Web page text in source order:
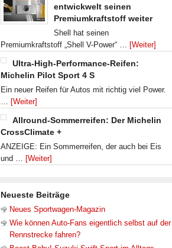
entwickwelt seinen
Premiumkraftstoff weiter
Shell hat seinen
Premiumkraftstoff „Shell V-Power“ … [Weiter]
Ultra-High-Performance-Reifen:
Michelin Pilot Sport 4 S
Ein neuer Reifen für Autos mit richtig viel Power.
… [Weiter]
Allround-Sommerreifen: Der Michelin
CrossClimate +
ANZEIGE: Ein Sommerreifen, der auch bei Eis
und … [Weiter]
Neueste Beiträge
Neues Sportwagen-Magazin
Wie können Auto-Fans eigentlich selbst auf der
Rennstrecke fahren?